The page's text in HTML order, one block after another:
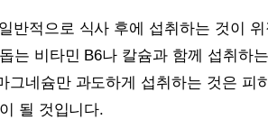
반적으로 식사 후에 섭취하는 것이
는 비타민 B6나 칼슘과 함께 섭취하
네슘만 과도하게 섭취하는 것은 피
될 것입니다.